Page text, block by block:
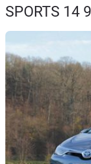
Guide
d'achat
Electriques
Utilitaires
Flottes
Auto
Services
SPORTS 14